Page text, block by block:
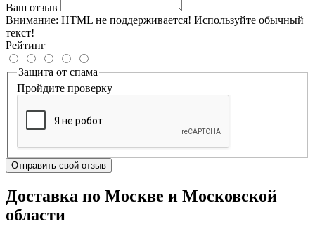
Ваш отзыв
Внимание: HTML не поддерживается! Используйте обычный
текст!
Рейтинг
Защита от спама
Пройдите проверку
Отправить свой отзыв
Доставка по Москве и Московской
области